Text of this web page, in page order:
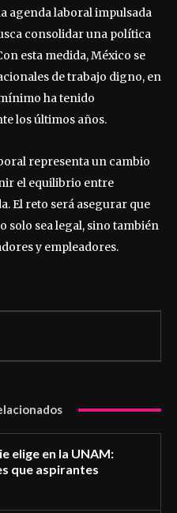
agenda laboral impulsada
consolidar una política
esta medida, México se
de trabajo digno, en
ha tenido
los últimos años.
representa un cambio
el equilibrio entre
El reto será asegurar que
solo sea legal, sino también
y empleadores.
elige en la UNAM:
que aspirantes